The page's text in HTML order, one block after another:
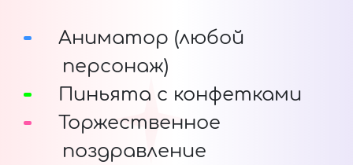
Аниматор (любой
персонаж)
Пиньята с конфетками
Торжественное
поздравление